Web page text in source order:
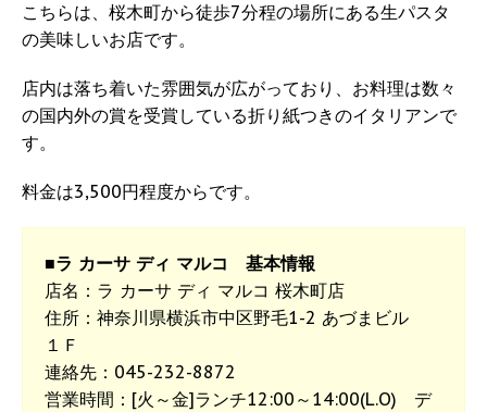
こちらは、桜木町から徒歩7分程の場所にある生パスタ
の美味しいお店です。
店内は落ち着いた雰囲気が広がっており、お料理は数々
の国内外の賞を受賞している折り紙つきのイタリアンで
す。
料金は3,500円程度からです。
■ラ カーサ ディ マルコ 基本情報
店名：ラ カーサ ディ マルコ 桜木町店
住所：神奈川県横浜市中区野毛1-2 あづまビル
１Ｆ
連絡先：045-232-8872
営業時間：[火～金]ランチ12:00～14:00(L.O) デ